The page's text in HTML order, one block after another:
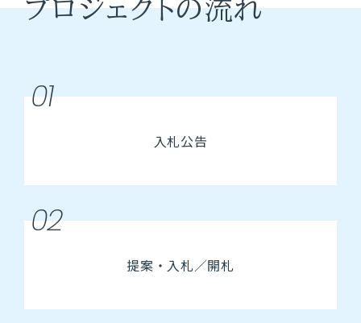
プロジェクトの流れ
01
入札公告
02
提案・入札／開札